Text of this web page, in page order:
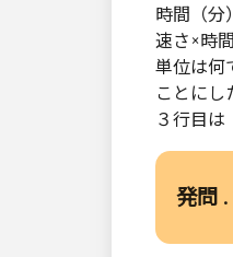
時間（
速さ×時間
単位は何
ことにし
３行目は
発問 .